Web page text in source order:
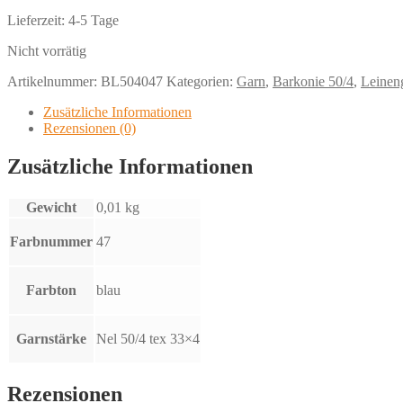
Lieferzeit: 4-5 Tage
Nicht vorrätig
Artikelnummer: BL504047 Kategorien: Garn, Barkonie 50/4,
Zusätzliche Informationen
Rezensionen (0)
Zusätzliche Informationen
Gewicht 0,01 kg
Farbnummer 47
Farbton blau
Garnstärke Nel 50/4 tex 33×4
Rezensionen